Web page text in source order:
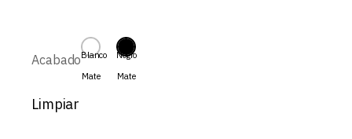
AcabadoBlanco
Mate
Negro
Mate
Limpiar